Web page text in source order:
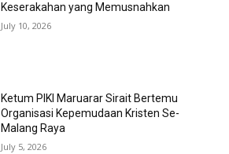
Keserakahan yang Memusnahkan
July 10, 2026
Ketum PIKI Maruarar Sirait Bertemu
Organisasi Kepemudaan Kristen Se-
Malang Raya
July 5, 2026